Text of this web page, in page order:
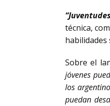
técnica,
habilidades
Sobre el
jóvenes
los
puedan